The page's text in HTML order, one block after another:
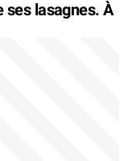
ses lasagnes. À